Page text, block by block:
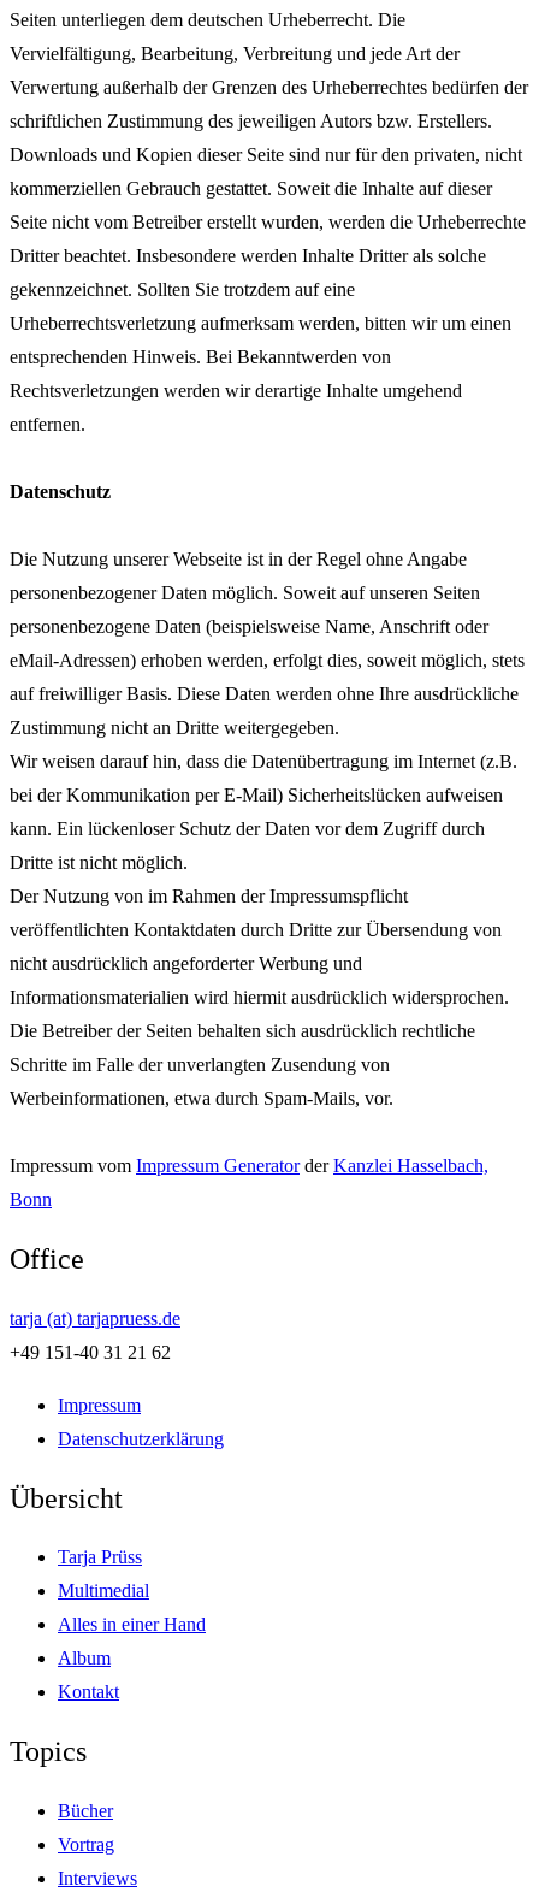
Seiten unterliegen dem deutschen Urheberrecht. Die
Vervielfältigung, Bearbeitung, Verbreitung und jede Art der
Verwertung außerhalb der Grenzen des Urheberrechtes bedürfen der
schriftlichen Zustimmung des jeweiligen Autors bzw. Erstellers.
Downloads und Kopien dieser Seite sind nur für den privaten, nicht
kommerziellen Gebrauch gestattet. Soweit die Inhalte auf dieser
Seite nicht vom Betreiber erstellt wurden, werden die Urheberrechte
Dritter beachtet. Insbesondere werden Inhalte Dritter als solche
gekennzeichnet. Sollten Sie trotzdem auf eine
Urheberrechtsverletzung aufmerksam werden, bitten wir um einen
entsprechenden Hinweis. Bei Bekanntwerden von
Rechtsverletzungen werden wir derartige Inhalte umgehend
entfernen.
Datenschutz
Die Nutzung unserer Webseite ist in der Regel ohne Angabe
personenbezogener Daten möglich. Soweit auf unseren Seiten
personenbezogene Daten (beispielsweise Name, Anschrift oder
eMail-Adressen) erhoben werden, erfolgt dies, soweit möglich, stets
auf freiwilliger Basis. Diese Daten werden ohne Ihre ausdrückliche
Zustimmung nicht an Dritte weitergegeben.
Wir weisen darauf hin, dass die Datenübertragung im Internet (z.B.
bei der Kommunikation per E-Mail) Sicherheitslücken aufweisen
kann. Ein lückenloser Schutz der Daten vor dem Zugriff durch
Dritte ist nicht möglich.
Der Nutzung von im Rahmen der Impressumspflicht
veröffentlichten Kontaktdaten durch Dritte zur Übersendung von
nicht ausdrücklich angeforderter Werbung und
Informationsmaterialien wird hiermit ausdrücklich widersprochen.
Die Betreiber der Seiten behalten sich ausdrücklich rechtliche
Schritte im Falle der unverlangten Zusendung von
Werbeinformationen, etwa durch Spam-Mails, vor.
Impressum vom Impressum GeneratorderKanzlei Hasselbach,
Bonn
Office
tarja (at) tarjapruess.de
+49 151-40 31 21 62
Impressum
Datenschutzerklärung
Übersicht
Tarja Prüss
Multimedial
Alles in einer Hand
Album
Kontakt
Topics
Bücher
Vortrag
Interviews